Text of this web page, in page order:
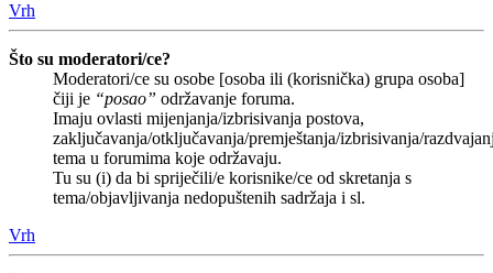
Vrh
Što su moderatori/ce?
Moderatori/ce su osobe [osoba ili (korisnička) grupa osoba]
čiji je “posao” održavanje foruma.
Imaju ovlasti mijenjanja/izbrisivanja postova,
zaključavanja/otključavanja/premještanja/izbrisivanja/
tema u forumima koje održavaju.
Tu su (i) da bi spriječili/e korisnike/ce od skretanja s
tema/objavljivanja nedopuštenih sadržaja i sl.
Vrh